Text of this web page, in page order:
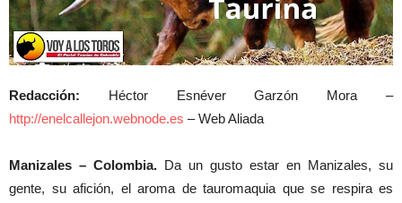
Redacción: Héctor Esnéver Garzón Mora –
http://enelcallejon.webnode.es – Web Aliada
Manizales – Colombia. Da un gusto estar en Manizales, su
gente, su afición, el aroma de tauromaquia que se respira es